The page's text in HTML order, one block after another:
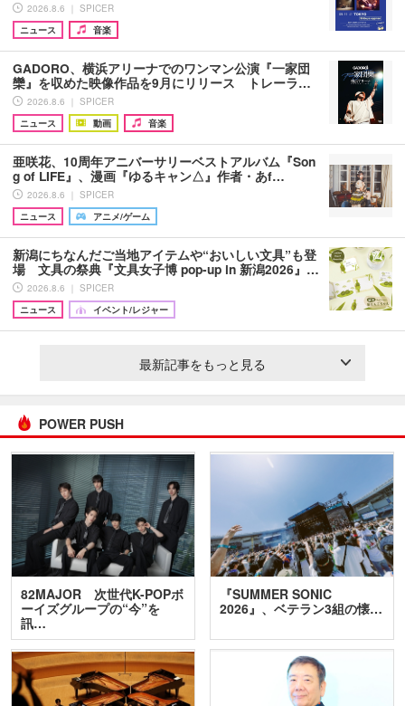
2026.8.6 ｜ SPICER
ニュース
音楽
GADORO、横浜アリーナでのワンマン公演『一家団
欒』を収めた映像作品を9月にリリース トレーラ…
2026.8.6 ｜ SPICER
ニュース
動画 音楽
亜咲花、10周年アニバーサリーベストアルバム『Son
g of LIFE』、漫画『ゆるキャン△』作者・あf…
2026.8.6 ｜ SPICER
ニュース
アニメ/ゲーム
新潟にちなんだご当地アイテムや“おいしい文具”も登
場 文具の祭典『文具女子博 pop-up in 新潟2026』…
2026.8.6 ｜ SPICER
ニュース
イベント/レジャー
最新記事をもっと見る
POWER PUSH
82MAJOR 次世代K-POPボ
ーイズグループの“今”を
訊…
『SUMMER SONIC
2026』、ベテラン3組の懐…